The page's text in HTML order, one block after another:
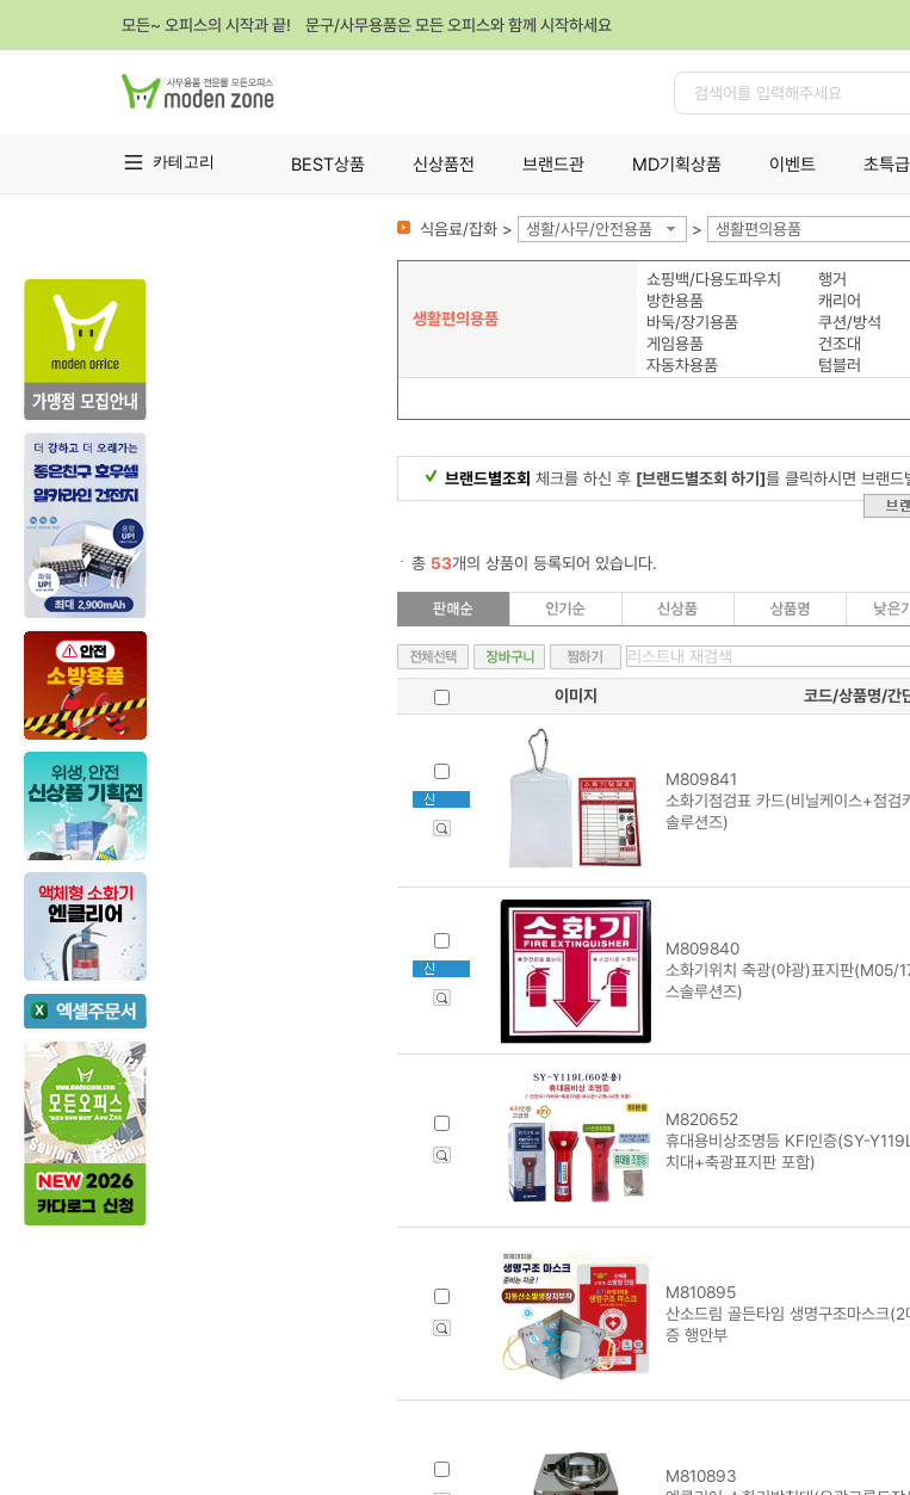
모든~ 오피스의 시작과 끝! 문구/사무용품은 모든 오피스와 함께 시작하세요
카테고리 BEST상품 신상품전 브랜드관 MD기획상품 이벤트 초특
식음료/잡화 > 생활/사무/안전용품 > 생활편의용품
생활편의용품
쇼핑백/다용도파우치 행거
방한용품
캐리어
바둑/장기용품
쿠션/방석
게임용품
건조대
자동차용품
텀블러
브랜드별조회 체크를 하신 후 [브랜드별조회 하기]를 클릭하시면 브랜
총 53개의 상품이 등록되어 있습니다.
이미지
코드/상품명/간
M809841
소화기점검표 카드(비닐케이스+점
솔루션즈)
M809840
소화기위치 축광(야광)표지판(M05/
스솔루션즈)
M820652
휴대용비상조명등 KFI인증(SY-
치대+축광표지판 포함)
M810895
산소드림 골든타임 생명구조마스크
증 행안부
M810893